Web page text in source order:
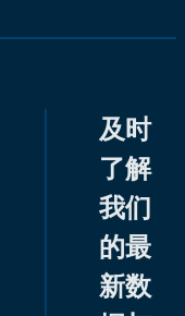
及时
了解
我们
的最
新数